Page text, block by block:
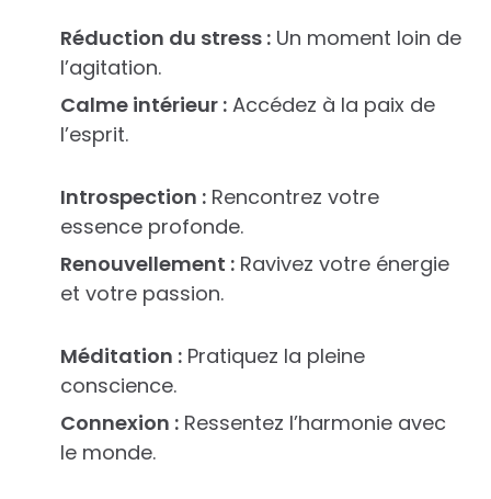
Réduction du stress : Un moment loin de
l’agitation.
Calme intérieur : Accédez à la paix de
l’esprit.
Introspection : Rencontrez votre
essence profonde.
Renouvellement : Ravivez votre énergie
et votre passion.
Méditation : Pratiquez la pleine
conscience.
Connexion : Ressentez l’harmonie avec
le monde.